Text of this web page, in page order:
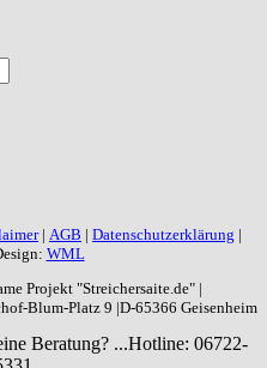
| AGB | Datenschutzerklärung |
WML
Projekt "Streichersaite.de" |
Blum-Platz 9 |D-65366 Geisenheim
Beratung? ...Hotline: 06722-